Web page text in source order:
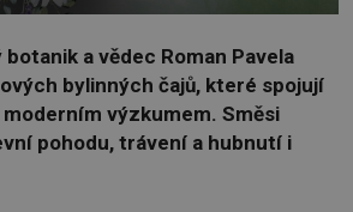
a vědec Roman Pavela
bylinných čajů, které spojují
výzkumem. Směsi
pohodu, trávení a hubnutí i